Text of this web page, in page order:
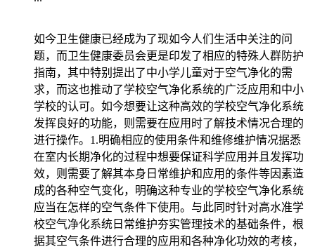
如今卫生健康已经成为了现如今人们生活中关注的问
题，而卫生健康委员会更是印发了相应的特殊人群防护
指南，其中特别提出了中小学儿童对于空气净化的需
求，而这也推动了学校空气净化系统的广泛应用和中小
学校的认可。如今想要让这种高效的学校空气净化系统
发挥良好的功能，则需要在应用时了解技术情况合理的
进行操作。1.明确相应的使用条件和维修维护情况据悉
在室内长期净化的过程中想要保证科学应用并且发挥功
效，则需要了解其本身日常维护和应用的条件等因素造
成的各种空气变化，明确这种专业的学校空气净化系统
应当在怎样的空气条件下使用。与此同时针对高水准学
校空气净化系统日常维护夯实管理技术的基础条件，根
据其空气条件进行合理的应用和各种净化功效的考核，